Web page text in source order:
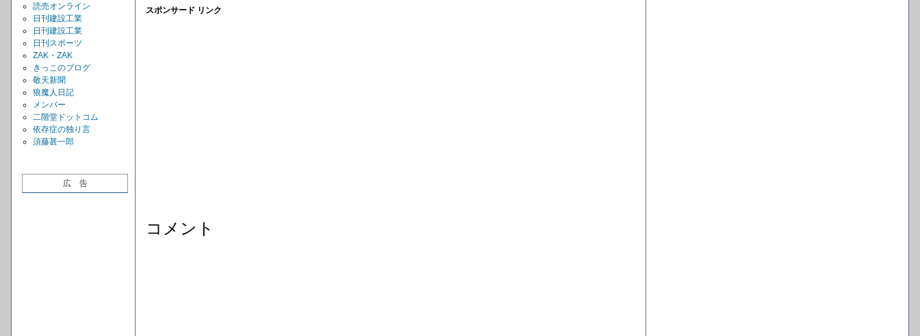
読売オンライン
日刊建設工業
日刊建設工業
日刊スポーツ
ZAK・ZAK
きっこのブログ
敬天新聞
狼魔人日記
メンバー
二階堂ドットコム
依存症の独り言
須藤甚一郎
広 告
スポンサード リンク
コメント